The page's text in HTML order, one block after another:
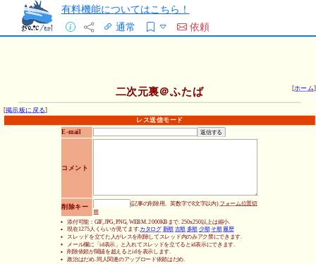
有料機能についてはこちら！
通常
依頼